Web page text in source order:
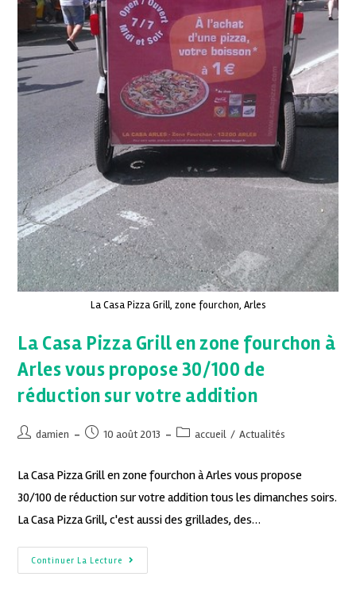
La Casa Pizza Grill, zone fourchon, Arles
La Casa Pizza Grill en zone fourchon à
Arles vous propose 30/100 de
réduction sur votre addition
damien 10 août 2013 accueil / Actualités
La Casa Pizza Grill en zone fourchon à Arles vous propose
30/100 de réduction sur votre addition tous les dimanches soirs.
La Casa Pizza Grill, c'est aussi des grillades, des…
Continuer La Lecture